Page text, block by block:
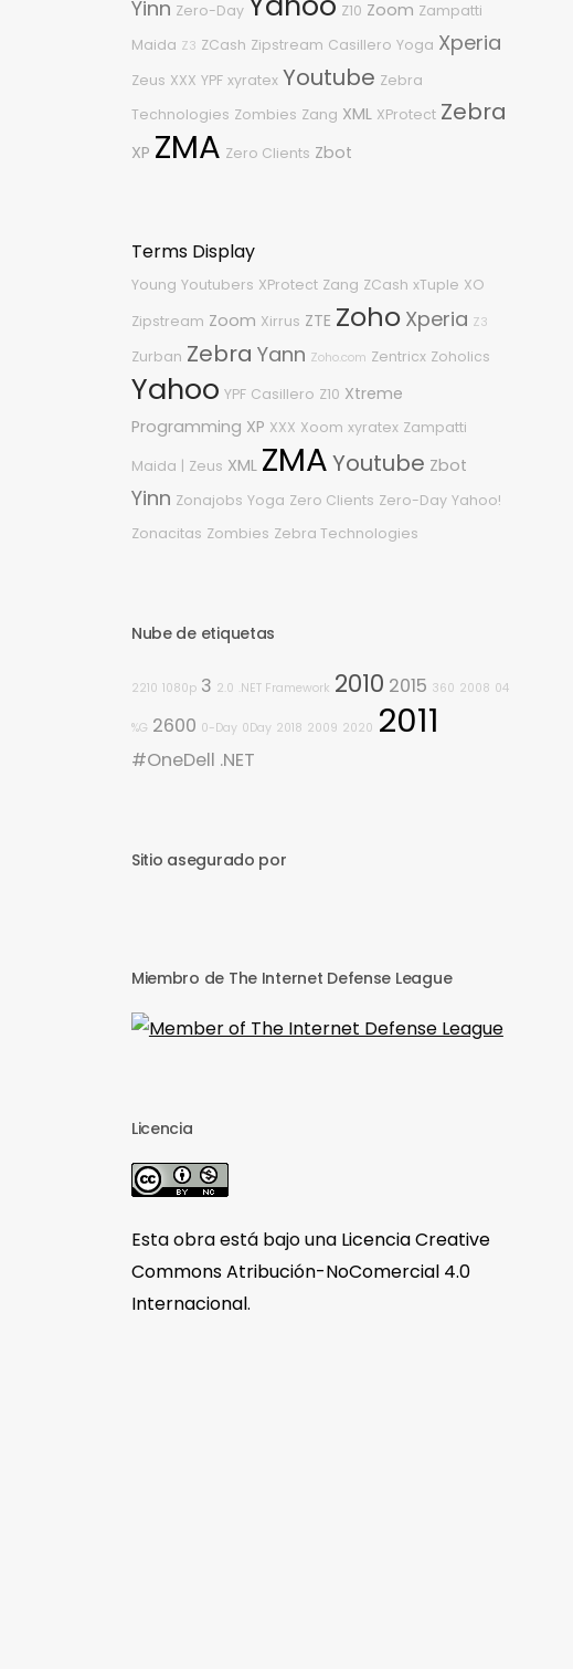
Yinn Zero-Day Z10 Zoom Zampatti
Maida Z3 ZCash Zipstream Casillero Yoga Xperia
Zeus XXX YPF xyratex Youtube Zebra
Technologies Zombies Zang XML XProtect Zebra
XP ZMA Zero Clients Zbot
Terms Display
Young Youtubers XProtect Zang ZCash xTuple XO
Zipstream Zoom Xirrus ZTE Zoho Xperia Z3
Zurban Zebra Yann Zoho.com Zentricx Zoholics
Yahoo YPF Casillero Z10 Xtreme
Programming XP XXX Xoom xyratex Zampatti
Maida | Zeus XML ZMAYoutube Zbot
Yinn Zonajobs Yoga Zero Clients Zero-Day Yahoo!
Zonacitas Zombies Zebra Technologies
Nube de etiquetas
2210 1080p 3 2.0 .NET Framework 2010 2015 360 2008 04
%G 2600 0-Day 0Day 2018 2009 2020 2011
#OneDell .NET
Sitio asegurado por
Miembro de The Internet Defense League
Licencia
Esta obra está bajo una Licencia Creative
Commons Atribución-NoComercial 4.0
Internacional.